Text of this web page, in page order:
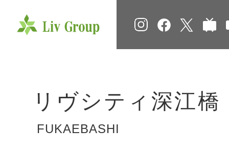
Instagramfacebooktwitter ニ
リヴシティ 深江橋
FUKAEBASHI